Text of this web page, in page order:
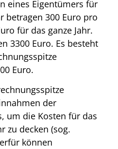
eines Eigentümers für
betragen 300 Euro pro
für das ganze Jahr.
3300 Euro. Es besteht
Euro.
der
um die Kosten für das
zu decken (sog.
können